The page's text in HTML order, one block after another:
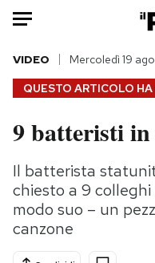
HOME
Italia
Politica
Internet
Scienza
QUESTO ARTICOLO HA
VIDEO Mercoledì 19
9 batteristi in
Il batterista
chiesto a 9
modo suo – un
canzone